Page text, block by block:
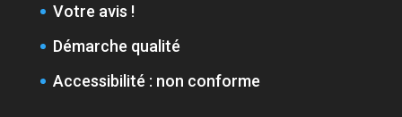
Votre avis !
Démarche qualité
Accessibilité : non conforme